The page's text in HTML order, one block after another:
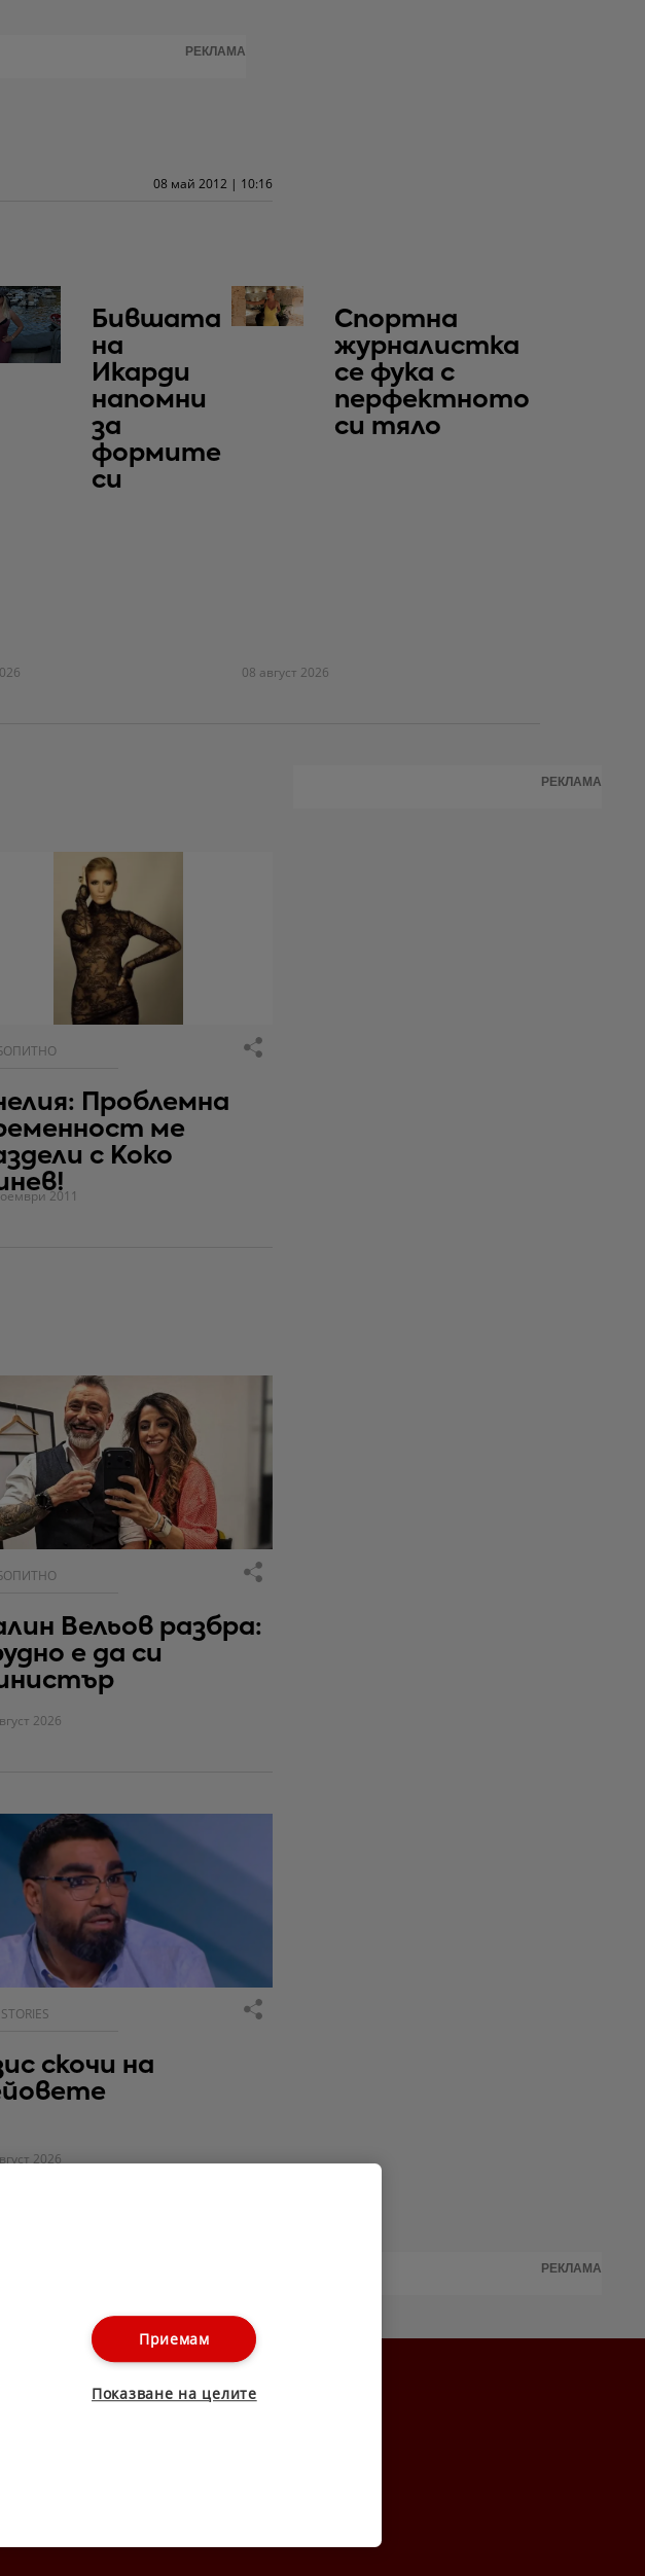
РЕКЛАМА
08 май 2012 | 10:16
Бившата
на
Икарди
напомни
за
формите
си
Спортна
журналистка
се фука с
перфектното
си тяло
08 август 2026
Проблемна
ме
с Коко
2011
Вельов разбра:
е да си
2026
скочи на
2026
РЕКЛАМА
РЕКЛАМА
Приемам
Показване на целите